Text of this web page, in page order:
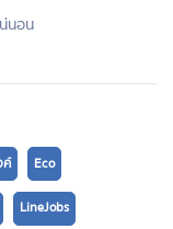
นอน
Eco
LineJobs